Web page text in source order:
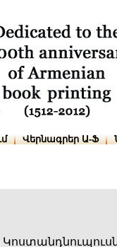
Վերնագրեր Ա-Ֆ